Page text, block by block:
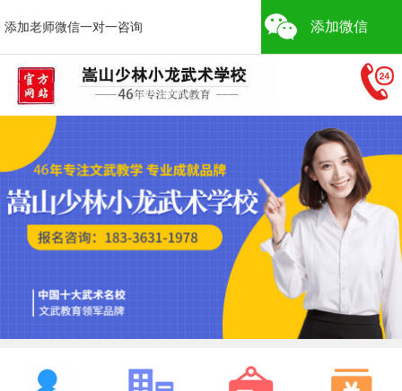
添加老师微信一对一咨询 添加微信